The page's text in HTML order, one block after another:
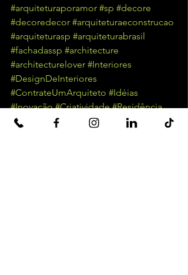
#arquiteturaporamor #sp #decore
#decoredecor #arquiteturaeconstrucao
#arquiteturasp #arquiteturabrasil
#fachadassp #architecture
#architecturelover #Interiores
#DesignDeInteriores
#ContrateUmArquiteto #Idéias
#Inovação #Criatividade #Residência
#Comércio
#Projetos